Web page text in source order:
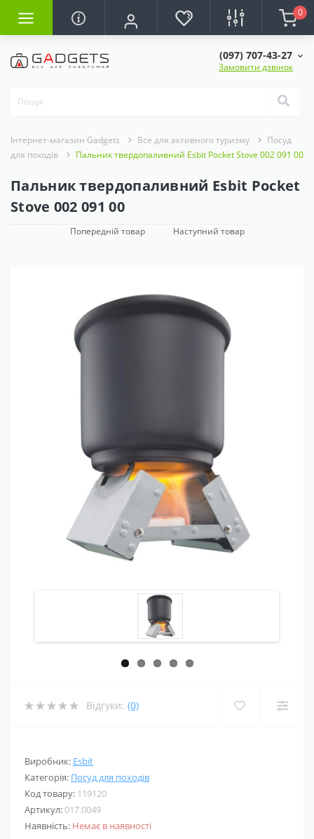
0
(097) 707-43-27
Замовити дзвінок
Інтернет-магазин Gadgets Все для активного туризму
Посуд
для походів
Пальник твердопаливний Esbit Pocket Stove 002 091 00
Пальник твердопаливний Esbit Pocket
Stove 002 091 00
Попередній товар Наступний товар
Відгуки: (0)
Виробник: Esbit
Категорія: Посуд для походів
Код товару: 119120
Артикул:017.0049
Наявність: Немає в наявності